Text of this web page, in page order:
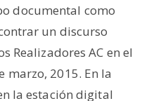
documental como
un discurso
Realizadores AC en el
marzo, 2015. En la
la estación digital